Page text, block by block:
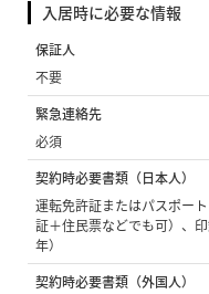
入居時に必要な情報
保証人
不要
緊急連絡先
必須
契約時必要書類（日本人）
運転免許証またはパスポー
証＋住民票などでも可）、
年）
契約時必要書類（外国人）